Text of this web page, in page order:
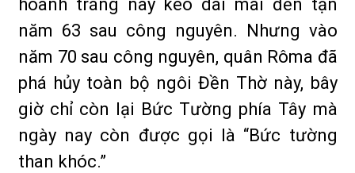
hoành tráng này kéo dài mãi đến tận
năm 63 sau công nguyên. Nhưng vào
năm 70 sau công nguyên, quân Rôma đã
phá hủy toàn bộ ngôi Đền Thờ này, bây
giờ chỉ còn lại Bức Tường phía Tây mà
ngày nay còn được gọi là “Bức tường
than khóc.”